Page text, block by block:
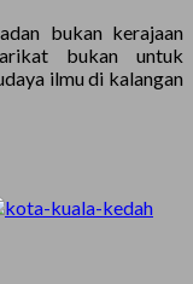
bukan kerajaan
bukan untuk
ilmu di kalangan